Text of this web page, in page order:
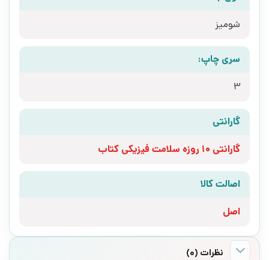
شومیز
سری چاپ:
3
گارانتی
گارانتی 10 روزه سلامت فیزیکی کتاب
اصالت کالا
اصل
نظرات (0)